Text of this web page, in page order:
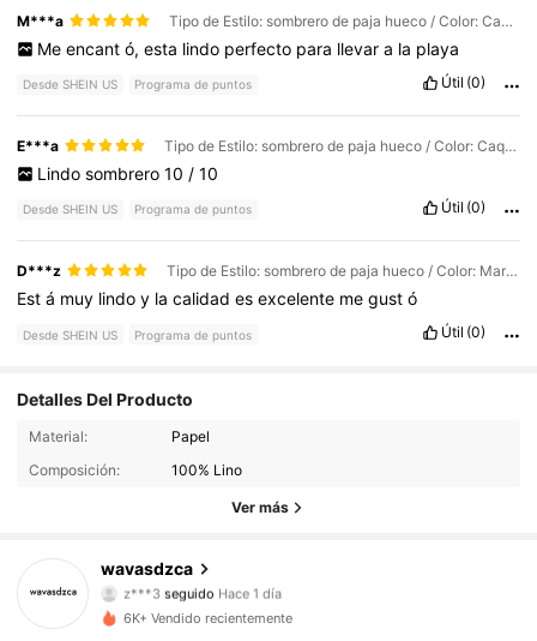
M***a Tipo de Estilo: sombrero de paja hueco / Color: Caqui / Talla: Unitalla
Me encant ó, esta lindo perfecto para llevar a la playa
Desde SHEIN US Programa de puntos Útil (0)
E***a Tipo de Estilo: sombrero de paja hueco / Color: Caqui / Talla: Unitalla
Lindo sombrero 10 / 10
Desde SHEIN US Programa de puntos Útil (0)
D***z Tipo de Estilo: sombrero de paja hueco / Color: Marrón 1 / Talla: Unitalla
Está muy lindoy lacalidadesexcelente megustó
Desde SHEIN US Programa de puntos Útil (0)
Detalles Del Producto
Material:
Papel
Composición:
100% Lino
Ver más
wavasdzca
28 Seguidores
z***3 seguido Hace 1 día
4.78
6K+ Vendido recientemente